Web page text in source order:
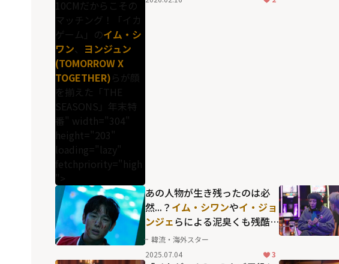
10CMだからこその
マッチング！「イカ
ゲーム」のイム・シ
ワン、 ヨンジュン
(TOMORROW X
TOGETHER)らが顔
を揃えた「THE
SEASONS」年末特
番" width="304"
height="203"
loading="lazy"
fetchpriority="high
">
あの人物が生き残ったのは必
然...？ イム・シワンやイ・ジョ
ンジェらによる泥臭くも残酷
な人間ドラマが際立った「イ
カゲーム」最終章の行方
韓流・海外スター
2025.07.04
3